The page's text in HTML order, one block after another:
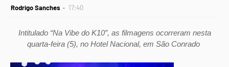
Rodrigo Sanches 17:40
Intitulado “Na Vibe do K10”, as filmagens ocorreram nesta
quarta-feira (5), no Hotel Nacional, em São Conrado